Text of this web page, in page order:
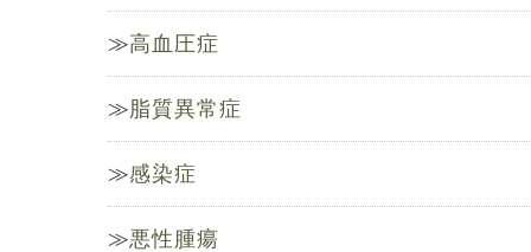
高血圧症
脂質異常症
感染症
悪性腫瘍